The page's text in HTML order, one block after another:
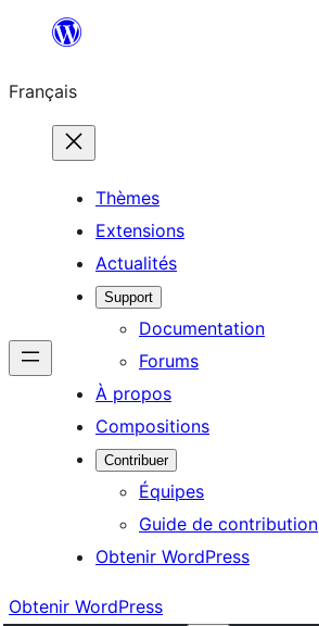
contenu
Français
Thèmes
Extensions
Actualités
Support
Documentation
Forums
À propos
Compositions
Contribuer
Équipes
Guide de contribution
Obtenir WordPress
Obtenir WordPress